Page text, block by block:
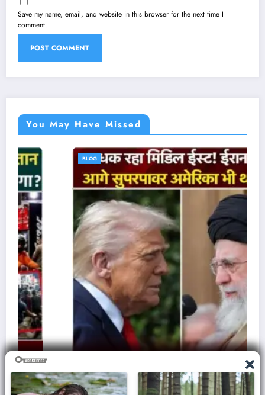
Save my name, email, and website in this browser for the next time I
comment.
You May Have Missed
BLOG